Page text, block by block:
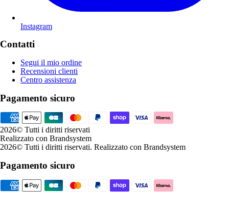
Instagram
Contatti
Segui il mio ordine
Recensioni clienti
Centro assistenza
Pagamento sicuro
2026© Tutti i diritti riservati
Realizzato con Brandsystem
2026© Tutti i diritti riservati. Realizzato con Brandsystem
Pagamento sicuro